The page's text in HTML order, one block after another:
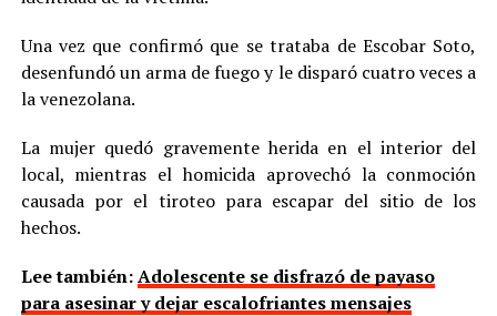
Una vez que confirmó que se trataba de Escobar Soto,
desenfundó un arma de fuego y le disparó cuatro veces a
la venezolana.
La mujer quedó gravemente herida en el interior del
local, mientras el homicida aprovechó la conmoción
causada por el tiroteo para escapar del sitio de los
hechos.
Lee también:Adolescente se disfrazó de payaso
para asesinar y dejar escalofriantes mensajes